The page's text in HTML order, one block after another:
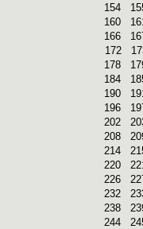
154
160
166
172
178
184
190
196
202
208
214
220
226
232
238
244